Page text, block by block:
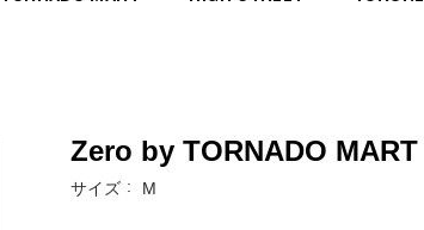
Zero by TORNADO MART
サイズ M